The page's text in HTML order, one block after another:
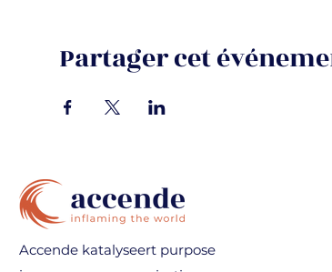
Partager cet
Accende katalyseert purpose